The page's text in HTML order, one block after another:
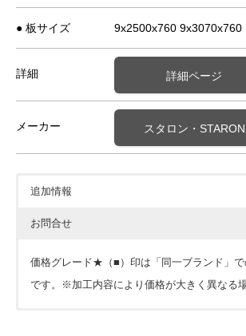
● 板サイズ 9x2500x760 9x3070x760
詳細 詳細ページ
メーカー スタロン・STARON
追加情報
お問合せ
価格グレード★（■）印は「同一ブランド」
です。※加工内容により価格が大きく異なる